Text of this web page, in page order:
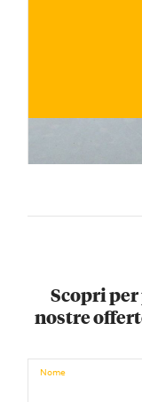
Scopri
nostre
Nome